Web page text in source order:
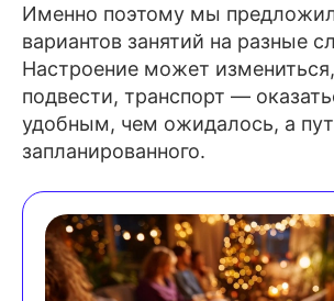
Именно поэтому мы
вариантов занятий на разные
Настроение может
подвести, транспорт —
удобным, чем ожидалось, а
запланированного.